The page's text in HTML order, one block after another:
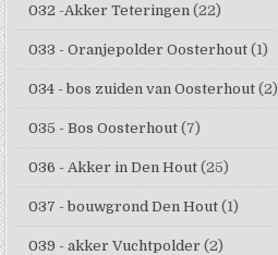
032 -Akker Teteringen (22)
033 - Oranjepolder Oosterhout (1)
034 - bos zuiden van Oosterhout (2)
035 - Bos Oosterhout (7)
036 - Akker in Den Hout (25)
037 - bouwgrond Den Hout (1)
039 - akker Vuchtpolder (2)